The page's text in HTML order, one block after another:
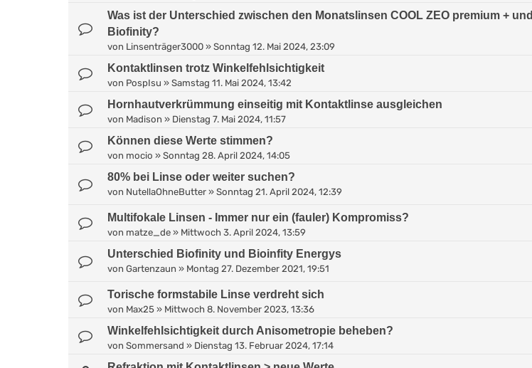
Was ist der Unterschied zwischen den Monatslinsen COOL ZEO premium + und
Biofinity?
von Linsenträger3000 » Sonntag 12. Mai 2024, 23:09
Kontaktlinsen trotz Winkelfehlsichtigkeit
von PospIsu » Samstag 11. Mai 2024, 13:42
Hornhautverkrümmung einseitig mit Kontaktlinse ausgleichen
von Madison » Dienstag 7. Mai 2024, 11:57
Können diese Werte stimmen?
von mocio » Sonntag 28. April 2024, 14:05
80% bei Linse oder weiter suchen?
von NutellaOhneButter » Sonntag 21. April 2024, 12:39
Multifokale Linsen - Immer nur ein (fauler) Kompromiss?
von matze_de » Mittwoch 3. April 2024, 13:59
Unterschied Biofinity und Bioinfity Energys
von Gartenzaun » Montag 27. Dezember 2021, 19:51
Torische formstabile Linse verdreht sich
von Max25 » Mittwoch 8. November 2023, 13:36
Winkelfehlsichtigkeit durch Anisometropie beheben?
von Sommersand » Dienstag 13. Februar 2024, 17:14